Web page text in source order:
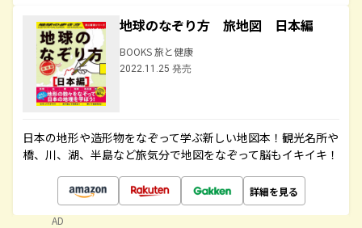
地球のなぞり方 旅地図 日本編
BOOKS 旅と健康
2022.11.25 発売
日本の地形や造形物をなぞって学ぶ新しい地図本！観光名所や
橋、川、湖、半島など旅気分で地図をなぞって脳もイキイキ！
詳細を見る
AD